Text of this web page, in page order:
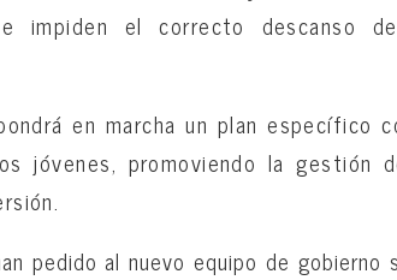
impiden el correcto descanso
en marcha un plan específico
jóvenes, promoviendo la gestión
pedido al nuevo equipo de gobierno